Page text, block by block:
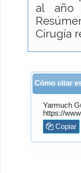
al año
Cirugía
Cómo citar
Yarmuch
Copiar